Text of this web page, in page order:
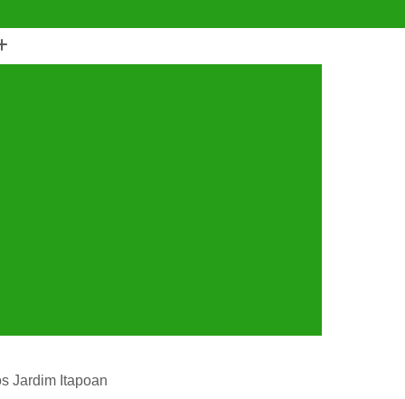
Gatos
Clínica Veterinária Mais Próxima
Jardim Itapoan